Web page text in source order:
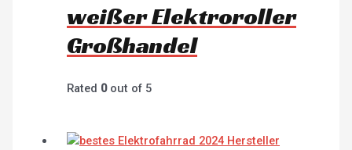
weißer Elektroroller
Großhandel
Rated 0out of 5